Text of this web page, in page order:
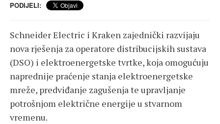
PODIJELI:
Schneider Electric i Kraken zajednički razvijaju
nova rješenja za operatore distribucijskih sustava
(DSO) i elektroenergetske tvrtke, koja omogućuju
naprednije praćenje stanja elektroenergetske
mreže, predviđanje zagušenja te upravljanje
potrošnjom električne energije u stvarnom
vremenu.